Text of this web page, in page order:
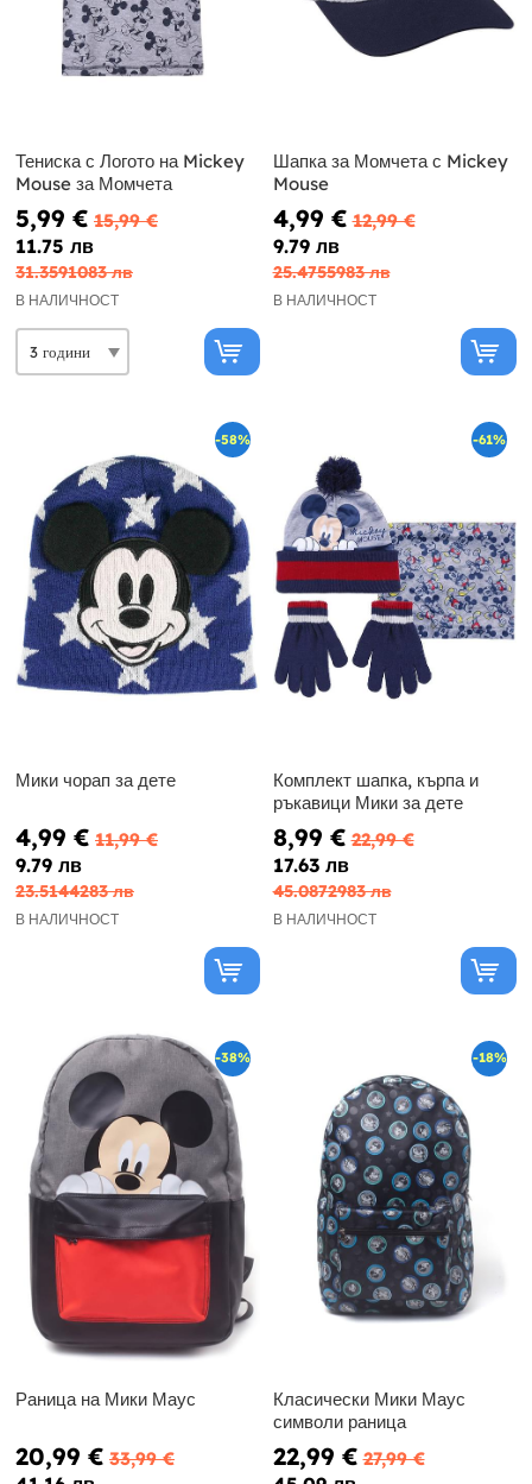
Тениска с Логото на Mickey
Mouse за Момчета
5,99 € 15,99 €
11.75 лв
31.3591083 лв
В НАЛИЧНОСТ
Шапка за Момчета с Mickey
Mouse
4,99 € 12,99 €
9.79 лв
25.4755983 лв
В НАЛИЧНОСТ
-58%
Мики чорап за дете
4,99 € 11,99 €
9.79 лв
23.5144283 лв
В НАЛИЧНОСТ
-61%
Комплект шапка, кърпа и
ръкавици Мики за дете
8,99 € 22,99 €
17.63 лв
45.0872983 лв
В НАЛИЧНОСТ
-38%
Раница на Мики Маус
20,99 € 33,99 €
-18%
Класически Мики Маус
символи раница
22,99 € 27,99 €